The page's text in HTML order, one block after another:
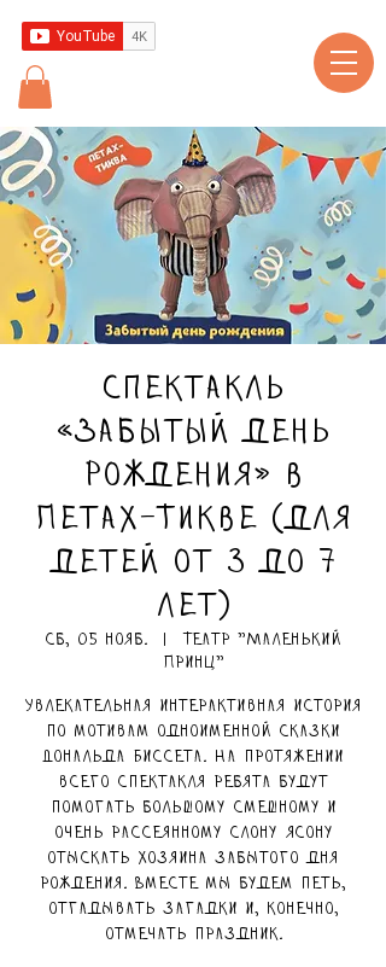
Спектакль
«Забытый день
рождения» в
Петах-Тикве (для
детей от 3 до 7
лет)
сб, 05 нояб.
Театр "Маленький
Принц"
Увлекательная интерактивная история
по мотивам одноименной сказки
Дональда Биссета. На протяжении
всего спектакля ребята будут
помогать большому смешному и
очень рассеянному слону Ясону
отыскать хозяина забытого дня
рождения. Вместе мы будем петь,
отгадывать загадки и, конечно,
отмечать праздник.